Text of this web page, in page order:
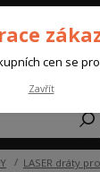
LASER dráty
cen se
Zavřít